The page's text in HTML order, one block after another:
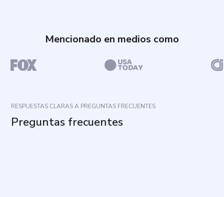
Mencionado en medios como
RESPUESTAS CLARAS A PREGUNTAS FRECUENTES
Preguntas frecuentes